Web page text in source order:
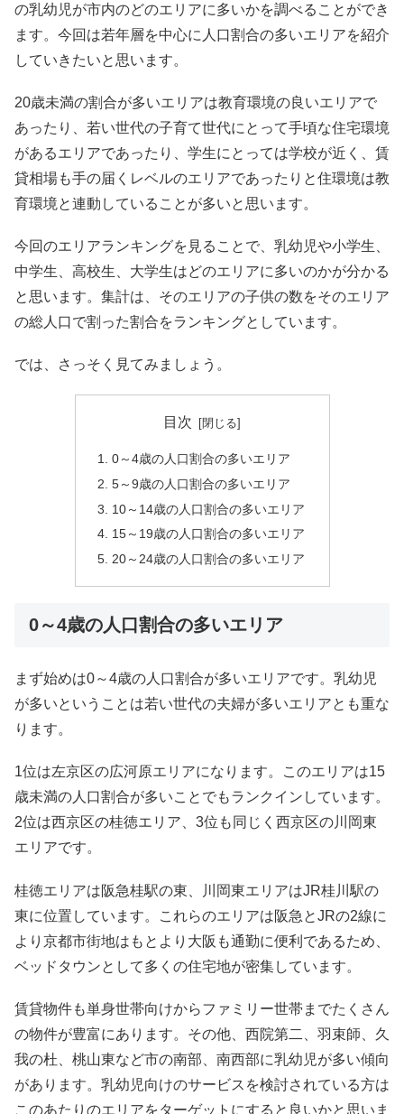
の乳幼児が市内のどのエリアに多いかを調べることができ
ます。今回は若年層を中心に人口割合の多いエリアを紹介
していきたいと思います。
20歳未満の割合が多いエリアは教育環境の良いエリアで
あったり、若い世代の子育て世代にとって手頃な住宅環境
があるエリアであったり、学生にとっては学校が近く、賃
貸相場も手の届くレベルのエリアであったりと住環境は教
育環境と連動していることが多いと思います。
今回のエリアランキングを見ることで、乳幼児や小学生、
中学生、高校生、大学生はどのエリアに多いのかが分かる
と思います。集計は、そのエリアの子供の数をそのエリア
の総人口で割った割合をランキングとしています。
では、さっそく見てみましょう。
目次
0～4歳の人口割合の多いエリア
5～9歳の人口割合の多いエリア
10～14歳の人口割合の多いエリア
15～19歳の人口割合の多いエリア
20～24歳の人口割合の多いエリア
0～4歳の人口割合の多いエリア
まず始めは0～4歳の人口割合が多いエリアです。乳幼児
が多いということは若い世代の夫婦が多いエリアとも重な
ります。
1位は左京区の広河原エリアになります。このエリアは15
歳未満の人口割合が多いことでもランクインしています。
2位は西京区の桂徳エリア、3位も同じく西京区の川岡東
エリアです。
桂徳エリアは阪急桂駅の東、川岡東エリアはJR桂川駅の
東に位置しています。これらのエリアは阪急とJRの2線に
より京都市街地はもとより大阪も通勤に便利であるため、
ベッドタウンとして多くの住宅地が密集しています。
賃貸物件も単身世帯向けからファミリー世帯までたくさん
の物件が豊富にあります。その他、西院第二、羽束師、久
我の杜、桃山東など市の南部、南西部に乳幼児が多い傾向
があります。乳幼児向けのサービスを検討されている方は
このあたりのエリアをターゲットにすると良いかと思いま